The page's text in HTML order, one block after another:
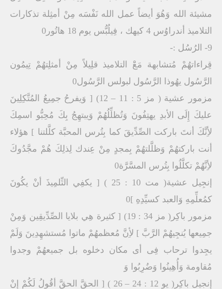
مشيئة الله وَهُوَ أيضاً عمل الله نَفْسَه مِنْ أمثِلة تذكارات
التلاميذ أندراوُس 4 كيهك ، فِيلُبُّس يوم 18 هاتُور0
9- الرُسُل :-
قِراءاتهُمْ مُتشابهة مَعَْ التلاميذ قلِيلاً مِنْ أمثلِتهُمْ تِيمُون
الرَّسُول يهُوذا الرَّسُول لبولس الرَّسُول0
مزمور عشية ( مز 5 : 11 – 12) [ وَيفرحُ جمِيعُ المُتَّكِلِينَ
عليكَ إِلَى الأبدِ يهتِفُونَ وَتُظلِّلُهُمْ وَيبتهِجُ بِكَ مُحِبُّو اسمِكَ
لأِنَّكَ أنتَ باركت الصِّدِّيقَ كما بِتُرس المحبَّة كلَّلتنا ] هؤلاء
أنت باركتهُمْ وَظلَّلتهُمْ بِمجدٍ مِنْ عِندك لِذلِكَ هُمْ مجَّدُوكَ
لأِنَّهُمْ تكلَّلُوا بِتُرس المسَّرَّة0
إنجِيل عشية( مت 10 : 25 ) [ يكفِي التِّلمِيذَ أنْ يكُونَ
كمُعلِّمِهِ وَالعبد كسيِّدِهِ ]0
مزمور باكِر( مز 34 : 19) [ كثيرة هِي بلايا الصِّدِّيقِين وَمِنْ
جمِيعها يُنجِيهُمْ الرَّبَّ ] لأِنَّ مُعظمهُمْ ماتوا مُستشهِدِينَ وَلَمْ
يجِدوا ترحاب فِى أى مكان دخلوه بل جميعهُمْ وجدوا
مُقاومة وَأُهِينُوا وَضُرِبُوا وَ
إنجيل باكِر( يو 12 : 24 – 26 ) [ الحقَّ الحقَّ أقُولُ لَكُمْ إِنْ